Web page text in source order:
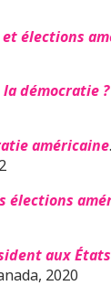
élections
démocratie ?
américaine
élections
aux
2020